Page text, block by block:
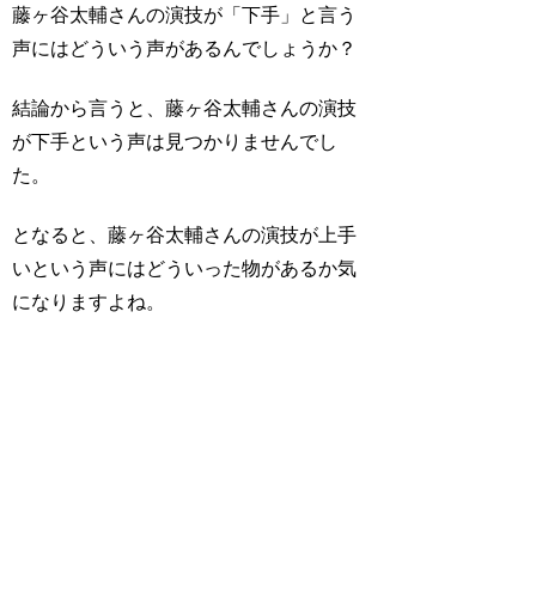
藤ヶ谷太輔さんの演技が「下手」と言う
声にはどういう声があるんでしょうか？
結論から言うと、藤ヶ谷太輔さんの演技
が下手という声は見つかりませんでし
た。
となると、藤ヶ谷太輔さんの演技が上手
いという声にはどういった物があるか気
になりますよね。